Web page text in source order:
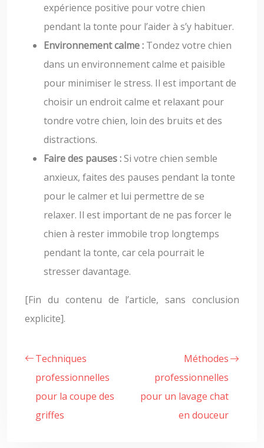
expérience positive pour votre chien
pendant la tonte pour l’aider à s’y habituer.
Environnement calme : Tondez votre chien
dans un environnement calme et paisible
pour minimiser le stress. Il est important de
choisir un endroit calme et relaxant pour
tondre votre chien, loin des bruits et des
distractions.
Faire des pauses :Si votre chien semble
anxieux, faites des pauses pendant la tonte
pour le calmer et lui permettre de se
relaxer. Il est important de ne pas forcer le
chien à rester immobile trop longtemps
pendant la tonte, car cela pourrait le
stresser davantage.
[Fin du contenu de l’article, sans conclusion
explicite].
Techniques
professionnelles
pour la coupe des
griffes
Méthodes
professionnelles
pour un lavage chat
en douceur